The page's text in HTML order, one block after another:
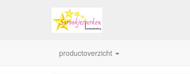
productoverzicht